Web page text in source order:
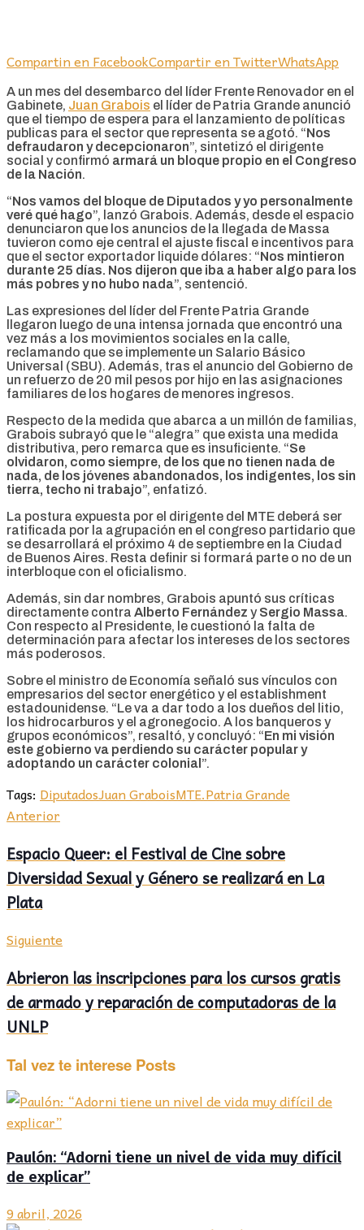
Compartin en FacebookCompartir en TwitterWhatsApp
A un mes del desembarco del líder Frente Renovador en el
Gabinete, Juan Grabois el líder de Patria Grande anunció
que el tiempo de espera para el lanzamiento de políticas
publicas para el sector que representa se agotó. “Nos
defraudaron y decepcionaron”, sintetizó el dirigente
social y confirmó armará un bloque propio en el Congreso
de la Nación.
“Nos vamos del bloque de Diputados y yo personalmente
veré qué hago”, lanzó Grabois. Además, desde el espacio
denunciaron que los anuncios de la llegada de Massa
tuvieron como eje central el ajuste fiscal e incentivos para
que el sector exportador liquide dólares: “Nos mintieron
durante 25 días. Nos dijeron que iba a haber algo para los
más pobres y no hubo nada”, sentenció.
Las expresiones del líder del Frente Patria Grande
llegaron luego de una intensa jornada que encontró una
vez más a los movimientos sociales en la calle,
reclamando que se implemente un Salario Básico
Universal (SBU). Además, tras el anuncio del Gobierno de
un refuerzo de 20 mil pesos por hijo en las asignaciones
familiares de los hogares de menores ingresos.
Respecto de la medida que abarca a un millón de familias,
Grabois subrayó que le “alegra” que exista una medida
distributiva, pero remarca que es insuficiente. “Se
olvidaron, como siempre, de los que no tienen nada de
nada, de los jóvenes abandonados, los indigentes, los sin
tierra, techo ni trabajo”, enfatizó.
La postura expuesta por el dirigente del MTE deberá ser
ratificada por la agrupación en el congreso partidario que
se desarrollará el próximo 4 de septiembre en la Ciudad
de Buenos Aires. Resta definir si formará parte o no de un
interbloque con el oficialismo.
Además, sin dar nombres, Grabois apuntó sus críticas
directamente contra Alberto Fernández ySergio Massa.
Con respecto al Presidente, le cuestionó la falta de
determinación para afectar los intereses de los sectores
más poderosos.
Sobre el ministro de Economía señaló sus vínculos con
empresarios del sector energético y el establishment
estadounidense. “Le va a dar todo a los dueños del litio,
los hidrocarburos y el agronegocio. A los banqueros y
grupos económicos”, resaltó, y concluyó: “En mi visión
este gobierno va perdiendo su carácter popular y
adoptando un carácter colonial ”.
Tags: DiputadosJuan GraboisMTE.Patria Grande
Anterior
Espacio Queer: el Festival de Cine sobre
Diversidad Sexual y Género se realizará en La
Plata
Siguiente
Abrieron las inscripciones para los cursos gratis
de armado y reparación de computadoras de la
UNLP
Tal vez te interese Posts
Paulón: “Adorni tiene un nivel de vida muy difícil
de explicar”
9 abril, 2026